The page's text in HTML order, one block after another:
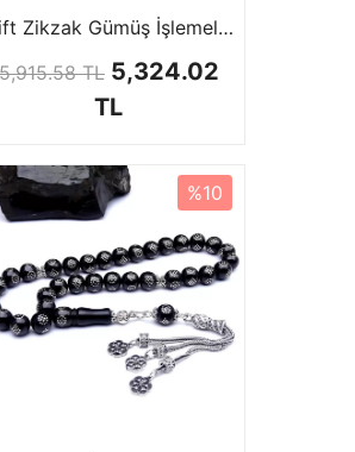
Çift Zikzak Gümüş İşlemeli Gürcistan Oltu Tesbih
5,915.58 TL 5,324.02
TL
%10